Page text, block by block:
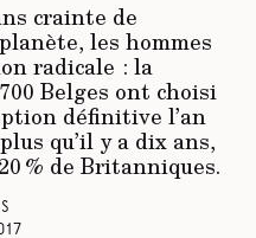
crainte de
les hommes
radicale : la
Belges ont choisi
définitive l’an
qu’il y a dix ans,
% de Britanniques.